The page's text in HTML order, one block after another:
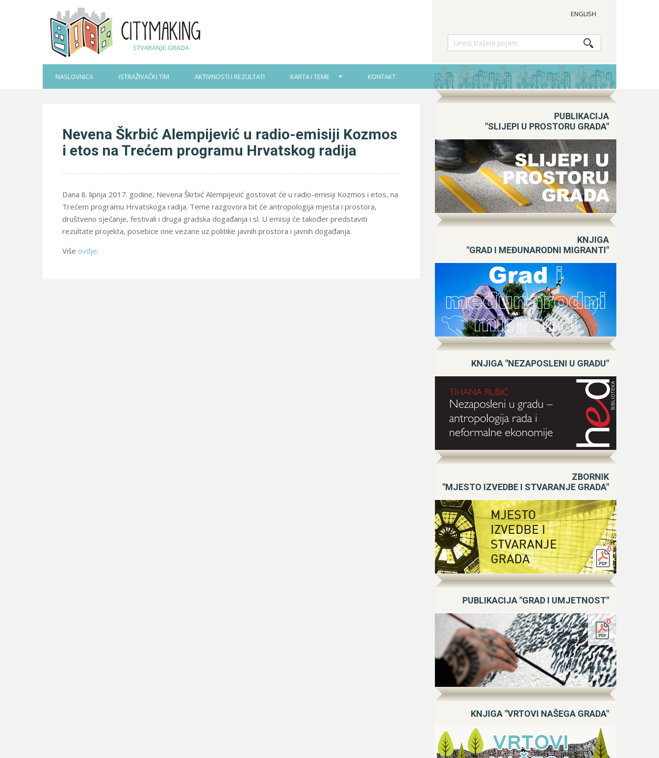
ENGLISH
NASLOVNICA ISTRAŽIVAČKI TIM AKTIVNOSTI I REZULTATI KARTA I TEME KONTAKT
Nevena Škrbić Alempijević u radio-emisiji Kozmos
i etos na Trećem programu Hrvatskog radija
Dana 8. lipnja 2017. godine, Nevena Škrbić Alempijević gostovat će u radio-emisiji Kozmos i etos, na
Trećem programu Hrvatskoga radija. Teme razgovora bit će antropologija mjesta i prostora,
društveno sjećanje, festivali i druga gradska događanja i sl. U emisiji će također predstaviti
rezultate projekta, posebice one vezane uz politike javnih prostora i javnih događanja.
Više ovdje.
PUBLIKACIJA
"SLIJEPI U PROSTORU GRADA"
KNJIGA
"GRAD I MEĐUNARODNI MIGRANTI"
KNJIGA "NEZAPOSLENI U GRADU"
ZBORNIK
"MJESTO IZVEDBE I STVARANJE GRADA"
PUBLIKACIJA "GRAD I UMJETNOST"
KNJIGA "VRTOVI NAŠEGA GRADA"